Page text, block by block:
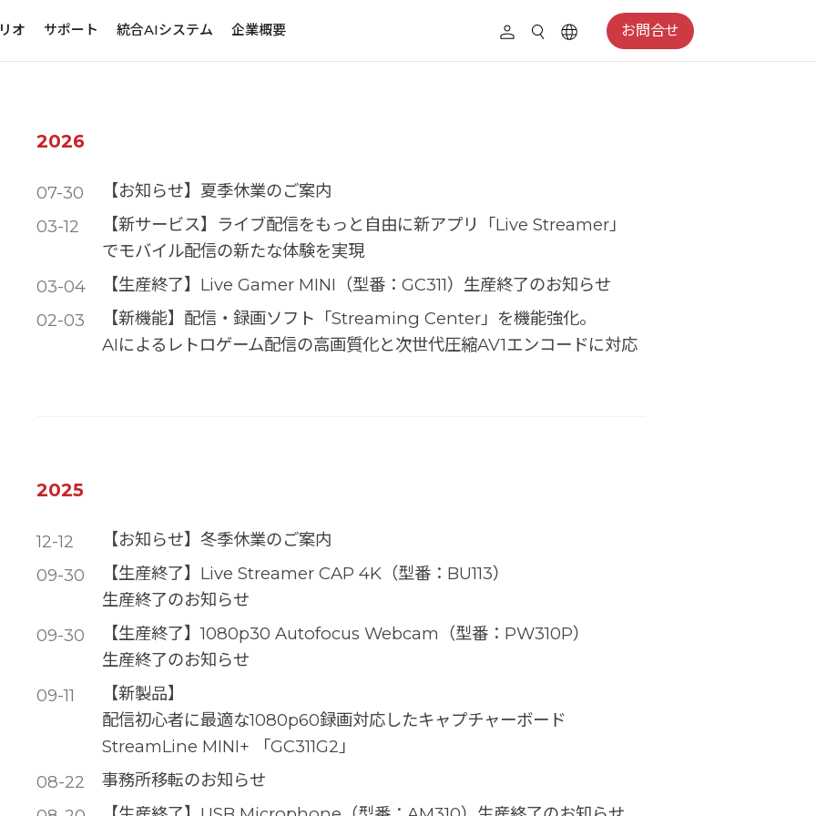
オ サポート 統合AIシステム 企業概要 お問合せ
2026
07-30
【お知らせ】夏季休業のご案内
03-12
【新サービス】ライブ配信をもっと自由に新アプリ「Live Streamer」
でモバイル配信の新たな体験を実現
03-04
【生産終了】Live Gamer MINI（型番：GC311）生産終了のお知らせ
02-03
【新機能】配信・録画ソフト「Streaming Center」を機能強化。
AIによるレトロゲーム配信の高画質化と次世代圧縮AV1エンコードに対応
2025
12-12
【お知らせ】冬季休業のご案内
09-30
【生産終了】Live Streamer CAP 4K（型番：BU113）
生産終了のお知らせ
09-30
【生産終了】1080p30 Autofocus Webcam（型番：PW310P）
生産終了のお知らせ
09-11
【新製品】
配信初心者に最適な1080p60録画対応したキャプチャーボード
StreamLine MINI+ 「GC311G2」
08-22
事務所移転のお知らせ